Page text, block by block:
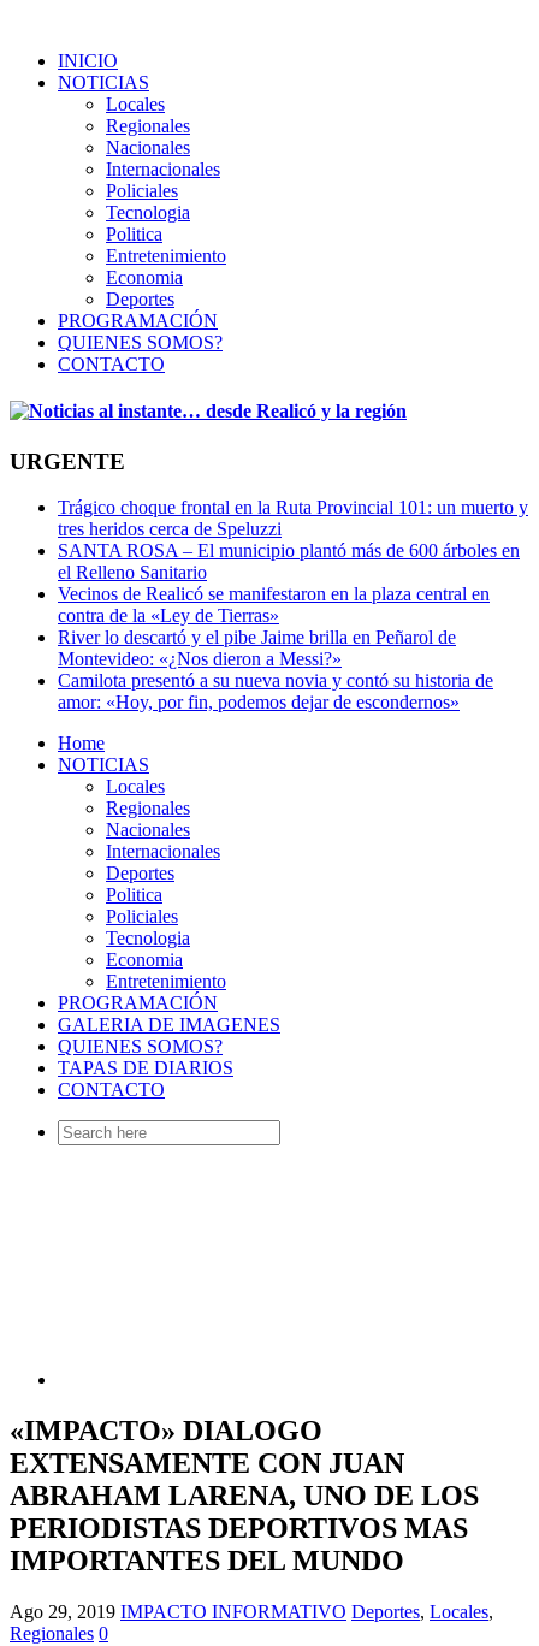
INICIO
NOTICIAS
Locales
Regionales
Nacionales
Internacionales
Policiales
Tecnologia
Politica
Entretenimiento
Economia
Deportes
PROGRAMACIÓN
QUIENES SOMOS?
CONTACTO
URGENTE
Trágico choque frontal en la Ruta Provincial 101: un muerto y
tres heridos cerca de Speluzzi
SANTA ROSA – El municipio plantó más de 600 árboles en
el Relleno Sanitario
Vecinos de Realicó se manifestaron en la plaza central en
contra de la «Ley de Tierras»
River lo descartó y el pibe Jaime brilla en Peñarol de
Montevideo: «¿Nos dieron a Messi?»
Camilota presentó a su nueva novia y contó su historia de
amor: «Hoy, por fin, podemos dejar de escondernos»
Home
NOTICIAS
Locales
Regionales
Nacionales
Internacionales
Deportes
Politica
Policiales
Tecnologia
Economia
Entretenimiento
PROGRAMACIÓN
GALERIA DE IMAGENES
QUIENES SOMOS?
TAPAS DE DIARIOS
CONTACTO
Search
for:
«IMPACTO» DIALOGO
EXTENSAMENTE CON JUAN
ABRAHAM LARENA, UNO DE LOS
PERIODISTAS DEPORTIVOS MAS
IMPORTANTES DEL MUNDO
Ago 29, 2019 IMPACTO INFORMATIVO Deportes, Locales,
Regionales 0